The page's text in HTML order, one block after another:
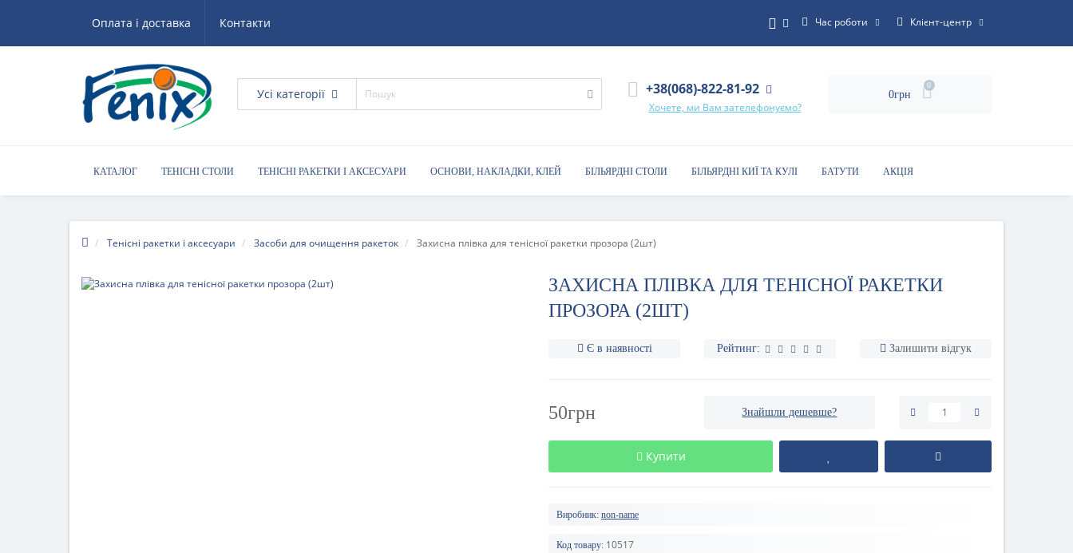
Оплата і доставка Контакти Час роботи Клієнт-центр
Усі категорії +38(068)-822-81-92
Хочете, ми Вам зателефонуємо?
0грн
0
КАТАЛОГ ТЕНІСНІ СТОЛИ ТЕНІСНІ РАКЕТКИ І АКСЕСУАРИ ОСНОВИ, НАКЛАДКИ, КЛЕЙ БІЛЬЯРДНІ СТОЛИ БІЛЬЯРДНІ КИЇ ТА КУЛІ БАТУТИ АКЦІЯ
КОРИСНІ ПОРАДИ
Тенісні ракетки і аксесуари Засоби для очищення ракеток Захисна плівка для тенісної ракетки прозора (2шт)
ЗАХИСНА ПЛІВКА ДЛЯ ТЕНІСНОЇ РАКЕТКИ
ПРОЗОРА (2ШТ)
Є в наявності Рейтинг: Залишити відгук
50грн Знайшли дешевше?
Купити
Виробник: non-name
Код товару: 10517